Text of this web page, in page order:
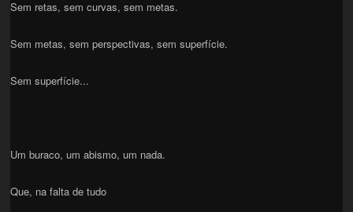
Sem retas, sem curvas, sem metas.
Sem metas, sem perspectivas, sem superfície.
Sem superfície...
Um buraco, um abismo, um nada.
Que, na falta de tudo